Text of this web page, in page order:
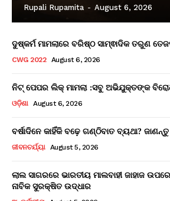
Rupali Rupamita - August 6, 2026
ଦୁଷ୍କର୍ମ ମାମଲାରେ ବରିଷ୍ଠ ସାମ୍ଵାଦିକ ତରୁଣ
CWG 2022 August 6, 2026
ନିଟ୍ ପେପର ଲିକ୍ ମାମଲା :ସବୁ ଅଭିଯୁକ୍ତଙ୍କ
ଓଡ଼ିଶା August 6, 2026
ବର୍ଷାଦିନେ କାହିଁକି ବଢ଼େ ଗଣ୍ଠିବାତ ବ୍ୟଥା? ଜାଣନ୍ତୁ
ଜୀବନଚର୍ଯ୍ୟା August 5, 2026
ଲାଲ ସାଗରରେ ଭାରତୀୟ ମାଲବାହୀ ଜାହାଜ
ନାବିକ ସୁରକ୍ଷିତ ଉଦ୍ଧାର